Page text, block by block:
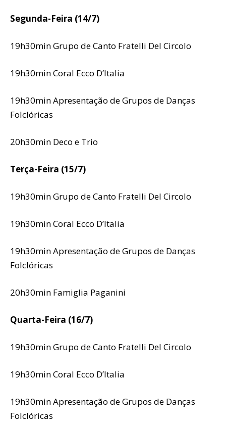
Segunda-Feira (14/7)
19h30min Grupo de Canto Fratelli Del Circolo
19h30min Coral Ecco D’Italia
19h30min Apresentação de Grupos de Danças
Folclóricas
20h30min Deco e Trio
Terça-Feira (15/7)
19h30min Grupo de Canto Fratelli Del Circolo
19h30min Coral Ecco D’Italia
19h30min Apresentação de Grupos de Danças
Folclóricas
20h30min Famiglia Paganini
Quarta-Feira (16/7)
19h30min Grupo de Canto Fratelli Del Circolo
19h30min Coral Ecco D’Italia
19h30min Apresentação de Grupos de Danças
Folclóricas